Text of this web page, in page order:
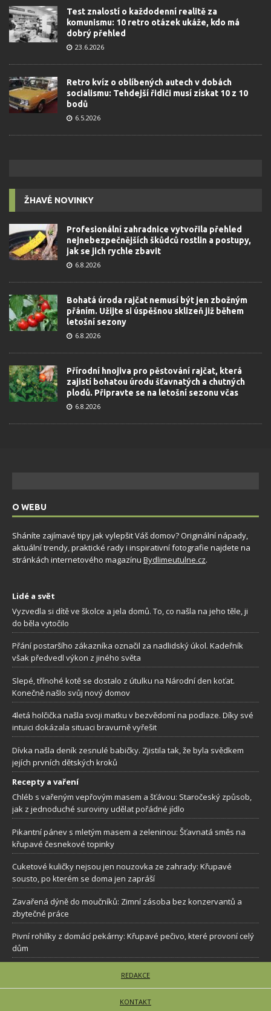
Test znalostí o každodenní realitě za
komunismu: 10 retro otázek ukáže, kdo má
dobrý přehled
23.6.2026
Retro kvíz o oblíbených autech v dobách
socialismu: Tehdejší řidiči musí získat 10 z 10
bodů
6.5.2026
ŽHAVÉ NOVINKY
Profesionální zahradnice vytvořila přehled
nejnebezpečnějších škůdců rostlin a postupy,
jak se jich rychle zbavit
6.8.2026
Bohatá úroda rajčat nemusí být jen zbožným
přáním. Užijte si úspěšnou sklizeň již během
letošní sezony
6.8.2026
Přírodní hnojiva pro pěstování rajčat, která
zajistí bohatou úrodu šťavnatých a chutných
plodů. Připravte se na letošní sezonu včas
6.8.2026
O WEBU
Sháníte zajímavé tipy jak vylepšit Váš domov? Originální nápady,
aktuální trendy, praktické rady i inspirativní fotografie najdete na
stránkách internetového magazínu Bydlimeutulne.cz.
Lidé a svět
Vyzvedla si dítě ve školce a jela domů. To, co našla na jeho těle, ji
do běla vytočilo
Přání postaršího zákazníka označil za nadlidský úkol. Kadeřník
však předvedl výkon z jiného světa
Slepé, třínohé kotě se dostalo z útulku na Národní den koťat.
Konečně našlo svůj nový domov
4letá holčička našla svoji matku v bezvědomí na podlaze. Díky své
intuici dokázala situaci bravurně vyřešit
Dívka našla deník zesnulé babičky. Zjistila tak, že byla svědkem
jejích prvních dětských kroků
Recepty a vaření
Chléb s vařeným vepřovým masem a šťávou: Staročeský způsob,
jak z jednoduché suroviny udělat pořádné jídlo
Pikantní pánev s mletým masem a zeleninou: Šťavnatá směs na
křupavé česnekové topinky
Cuketové kuličky nejsou jen nouzovka ze zahrady: Křupavé
sousto, po kterém se doma jen zapráší
Zavařená dýně do moučníků: Zimní zásoba bez konzervantů a
zbytečné práce
Pivní rohlíky z domácí pekárny: Křupavé pečivo, které provoní celý
dům
REDAKCE
KONTAKT